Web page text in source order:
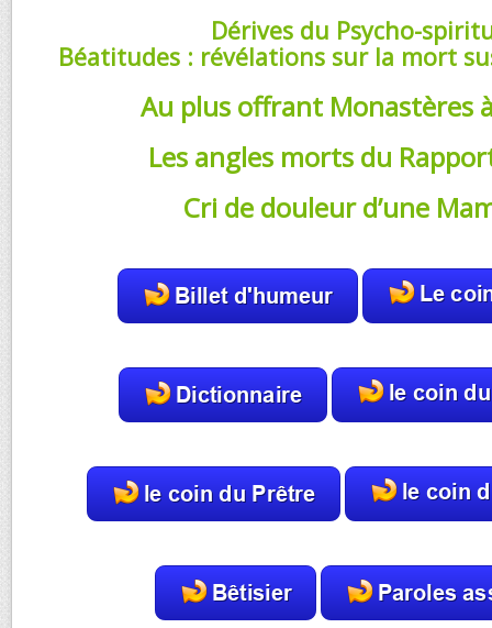
Dérives du Psycho-
Béatitudes : révélations sur la mort
Au plus offrant Monastères
Les angles morts du
Cri de douleur d’une